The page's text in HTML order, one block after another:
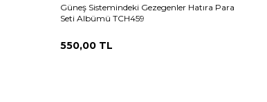
Güneş Sistemindeki Gezegenler Hatıra Para
Seti Albümü TCH459
550,00 TL